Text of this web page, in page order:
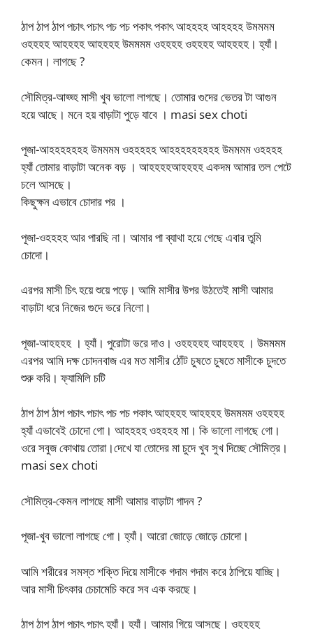
ঠাপ ঠাপ ঠাপ পচাৎ পচাৎ পচ পচ পকাৎ পকাৎ আহহহহ আহহহহ উমমমম
ওহহহহ আহহহহ আহহহহ উমমমম ওহহহহ ওহহহহ আহহহহ। হ্যাঁ।
কেমন। লাগছে ?
সৌমিত্র-আহ্হ্হ মাসী খুব ভালো লাগছে। তোমার গুদের ভেতর টা আগুন
হয়ে আছে। মনে হয় বাড়াটা পুড়ে যাবে । masi sex choti
পূজা-আহহহহহহহ উমমমম ওহহহহহ আহহহহহহহহহ উমমমম ওহহহহ
হ্যাঁ তোমার বাড়াটা অনেক বড় । আহহহহআহহহহ একদম আমার তল পেটে
চলে আসছে।
কিছুক্ষন এভাবে চোদার পর ।
পূজা-ওহহহহ আর পারছি না। আমার পা ব্যাথা হয়ে গেছে এবার তুমি
চোদো।
এরপর মাসী চিৎ হয়ে শুয়ে পড়ে। আমি মাসীর উপর উঠতেই মাসী আমার
বাড়াটা ধরে নিজের গুদে ভরে নিলো।
পূজা-আহহহহ । হ্যাঁ। পুরোটা ভরে দাও। ওহহহহহ আহহহহ । উমমমম
এরপর আমি দক্ষ চোদনবাজ এর মত মাসীর ঠোঁট চুষতে চুষতে মাসীকে চুদতে
শুরু করি। ফ্যামিলি চটি
ঠাপ ঠাপ ঠাপ পচাৎ পচাৎ পচ পচ পকাৎ আহহহহ আহহহহ উমমমম ওহহহহ
হ্যাঁ এভাবেই চোদো গো। আহহহহ ওহহহহ মা। কি ভালো লাগছে গো।
ওরে সবুজ কোথায় তোরা।দেখে যা তোদের মা চুদে খুব সুখ দিচ্ছে সৌমিত্র।
masi sex choti
সৌমিত্র-কেমন লাগছে মাসী আমার বাড়াটা গাদন ?
পূজা-খুব ভালো লাগছে গো। হ্যাঁ। আরো জোড়ে জোড়ে চোদো।
আমি শরীরের সমস্ত শক্তি দিয়ে মাসীকে গদাম গদাম করে ঠাপিয়ে যাচ্ছি।
আর মাসী চিৎকার চেচামেচি করে সব এক করছে।
ঠাপ ঠাপ ঠাপ পচাৎ পচাৎ হ্যাঁ। হ্যাঁ। আমার গিয়ে আসছে। ওহহহহ